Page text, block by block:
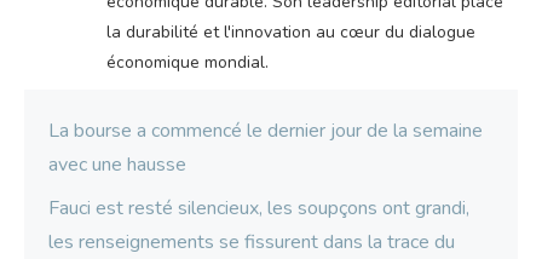
la durabilité et l'innovation au cœur du dialogue
économique mondial.
La bourse a commencé le dernier jour de la semaine
avec une hausse
Fauci est resté silencieux, les soupçons ont grandi,
les renseignements se fissurent dans la trace du